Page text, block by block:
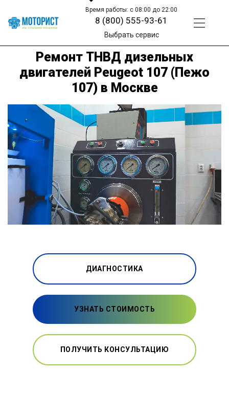
Время работы: с 08:00 до 22:00
8 (800) 555-93-61
Выбрать сервис
Ремонт ТНВД дизельных
двигателей Peugeot 107 (Пежо
107) в Москве
ДИАГНОСТИКА
УЗНАТЬ СТОИМОСТЬ
ПОЛУЧИТЬ КОНСУЛЬТАЦИЮ